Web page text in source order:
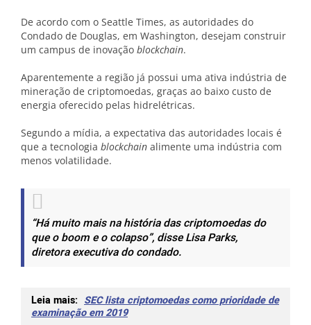
De acordo com o Seattle Times, as autoridades do
Condado de Douglas, em Washington, desejam construir
um campus de inovação blockchain.
Aparentemente a região já possui uma ativa indústria de
mineração de criptomoedas, graças ao baixo custo de
energia oferecido pelas hidrelétricas.
Segundo a mídia, a expectativa das autoridades locais é
que a tecnologia blockchain alimente uma indústria com
menos volatilidade.
“Há muito mais na história das criptomoedas do
que o boom e o colapso”, disse Lisa Parks,
diretora executiva do condado.
Leia mais: SEC lista criptomoedas como prioridade de
examinação em 2019